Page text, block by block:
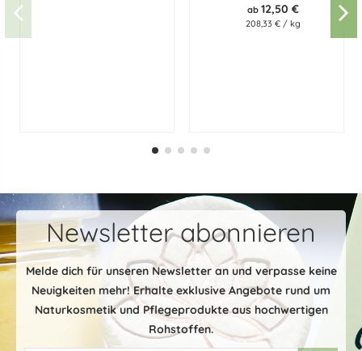
ab 12,50 €
208,33 € / kg
Newsletter abonnieren
Melde dich für unseren Newsletter an und verpasse keine
Neuigkeiten mehr! Erhalte exklusive Angebote rund um
Naturkosmetik und Pflegeprodukte aus hochwertigen
Rohstoffen.